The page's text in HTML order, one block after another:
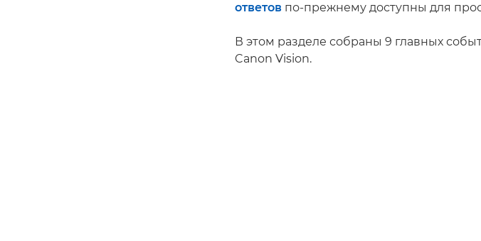
ответов по-прежнему доступны для
В этом разделе собраны 9 главных
Canon Vision.